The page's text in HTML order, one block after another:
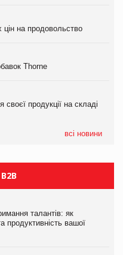
цін на продовольство
Thorne
продукції на складі
всі новини
цін на продовольство
Thorne
продукції на складі
цін на продовольство
Thorne
продукції на складі
талантів: як
продуктивність вашої